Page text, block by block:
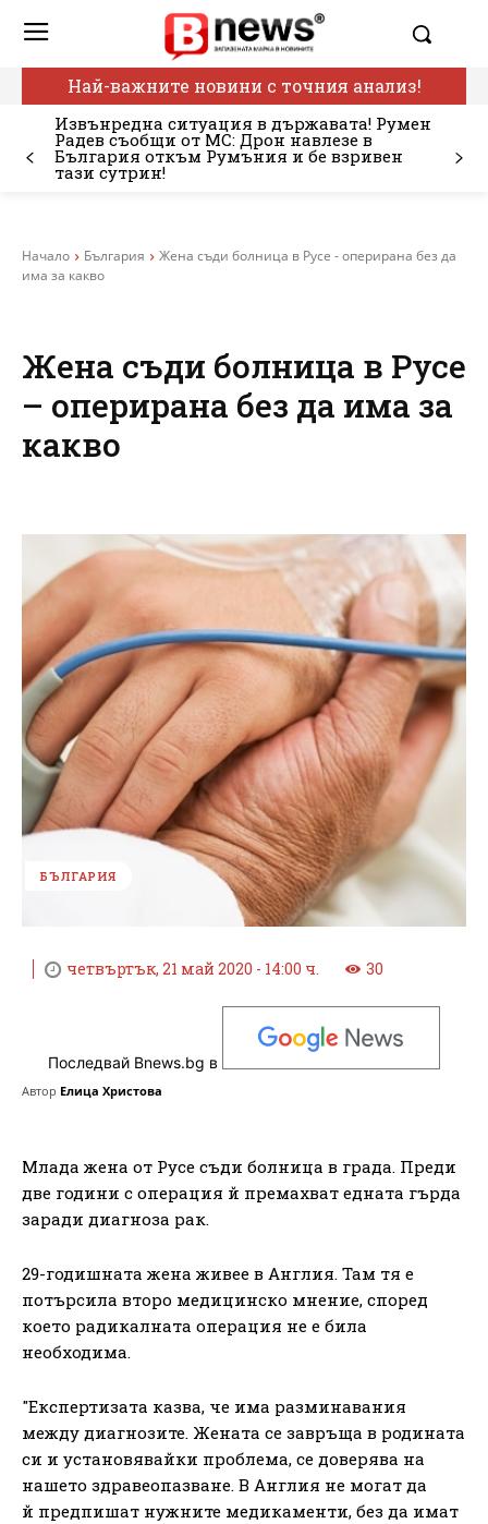
Най-важните новини с точния анализ!
Извънредна ситуация в държавата! Румен
Радев съобщи от МС: Дрон навлезе в
България откъм Румъния и бе взривен
тази сутрин!
Начало България
Жена съди болница в Русе - оперирана без да
има за какво
Жена съди болница в Русе
– оперирана без да има за
какво
БЪЛГАРИЯ
четвъртък, 21 май 2020 - 14:00 ч. 30
Последвай Bnews.bg в
Автор Елица Христова
Млада жена от Русе съди болница в града. Преди
две години с операция й премахват едната гърда
заради диагноза рак.
29-годишната жена живее в Англия. Там тя е
потърсила второ медицинско мнение, според
което радикалната операция не е била
необходима.
"Експертизата казва, че има разминавания
между диагнозите. Жената се завръща в родината
си и установявайки проблема, се доверява на
нашето здравеопазване. В Англия не могат да
й предпишат нужните медикаменти, без да имат